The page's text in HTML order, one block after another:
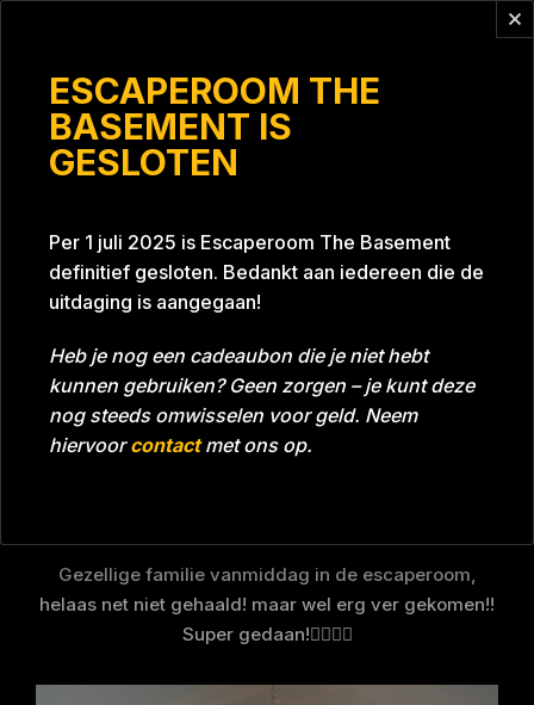
ESCAPEROOM THE
BASEMENT IS
GESLOTEN
Per 1 juli 2025 is Escaperoom The Basement
definitief gesloten. Bedankt aan iedereen die de
uitdaging is aangegaan!
Heb je nog een cadeaubon die je niet hebt
kunnen gebruiken? Geen zorgen – je kunt deze
nog steeds omwisselen voor geld. Neem
hiervoorcontactmet ons op.
Tijd Bijna gehaald Datum 03-05-2023
Room Project Blue 26A8
Gezellige familie vanmiddag in de escaperoom,
helaas net niet gehaald! maar wel erg ver gekomen!!
Super gedaan!👌🏻💪🏻